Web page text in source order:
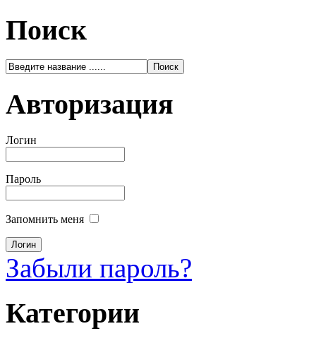
Поиск
Авторизация
Логин
Пароль
Запомнить меня
Забыли пароль?
Категории